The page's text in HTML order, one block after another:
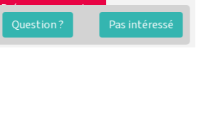
Question ? Pas intéressé
Préparer ma vente
Contacter un agent